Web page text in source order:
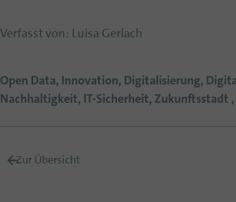
Verfasst von : Luisa Gerlach
Open Data, Innovation, Digitalisierung,
Nachhaltigkeit, IT-Sicherheit, Zukunftsstadt
Zur Übersicht